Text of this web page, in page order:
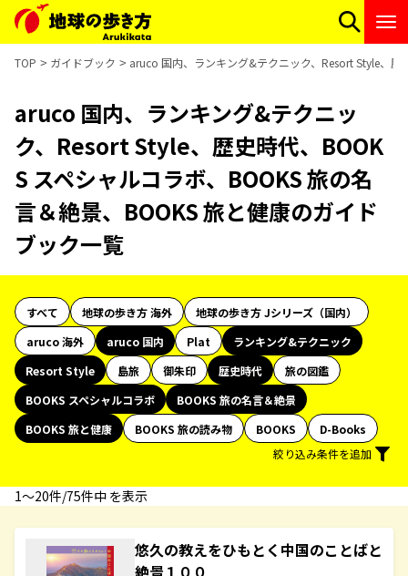
TOP ガイドブック aruco 国内、ランキング&テクニック、Resort Style、歴
aruco 国内、ランキング&テクニッ
ク、Resort Style、歴史時代、BOOK
S スペシャルコラボ、BOOKS 旅の名
言＆絶景、BOOKS 旅と健康のガイド
ブック一覧
すべて 地球の歩き方 海外
地球の歩き方 Jシリーズ（国内）
aruco 海外
aruco 国内 Plat
ランキング&テクニック
Resort Style
島旅 御朱印 歴史時代
旅の図鑑
BOOKS スペシャルコラボ
BOOKS 旅の名言＆絶景
BOOKS 旅と健康
BOOKS 旅の読み物 BOOKS
D-Books
絞り込み条件を追加
1〜20件/75件中 を表示
悠久の教えをひもとく中国のことばと
絶景１００